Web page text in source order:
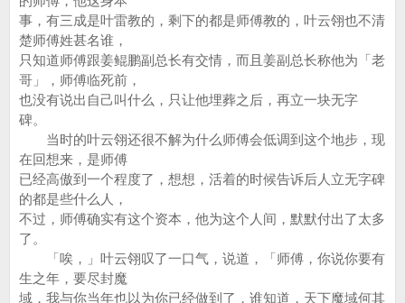
事，有三成是叶雷教的，剩下的都是师傅教的，叶云翎也不清
楚师傅姓甚名谁，
只知道师傅跟姜鲲鹏副总长有交情，而且姜副总长称他为「老
哥」，师傅临死前，
也没有说出自己叫什么，只让他埋葬之后，再立一块无字
碑。
当时的叶云翎还很不解为什么师傅会低调到这个地步，现
在回想来，是师傅
已经高傲到一个程度了，想想，活着的时候告诉后人立无字碑
的都是些什么人，
不过，师傅确实有这个资本，他为这个人间，默默付出了太多
了。
「唉，」叶云翎叹了一口气，说道，「师傅，你说你要有
生之年，要尽封魔
域，我与你当年也以为你已经做到了，谁知道，天下魔域何其